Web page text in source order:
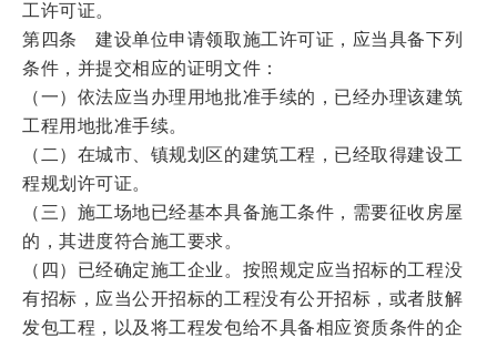
工许可证。
第四条 建设单位申请领取施工许可证，应当具备下列
条件，并提交相应的证明文件：
（一）依法应当办理用地批准手续的，已经办理该建筑
工程用地批准手续。
（二）在城市、镇规划区的建筑工程，已经取得建设工
程规划许可证。
（三）施工场地已经基本具备施工条件，需要征收房屋
的，其进度符合施工要求。
（四）已经确定施工企业。按照规定应当招标的工程没
有招标，应当公开招标的工程没有公开招标，或者肢解
发包工程，以及将工程发包给不具备相应资质条件的企